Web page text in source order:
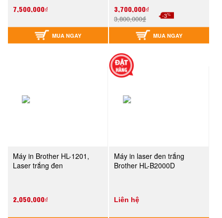
7,500,000₫
MUA NGAY
3,700,000₫
3,800,000₫ -3%
MUA NGAY
Máy in Brother HL-1201,
Laser trắng đen
2,050,000₫
Máy in laser đen trắng
Brother HL-B2000D
Liên hệ